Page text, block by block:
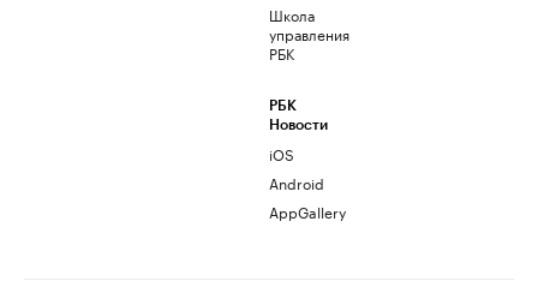
Школа
управления
РБК
РБК
Новости
iOS
Android
AppGallery